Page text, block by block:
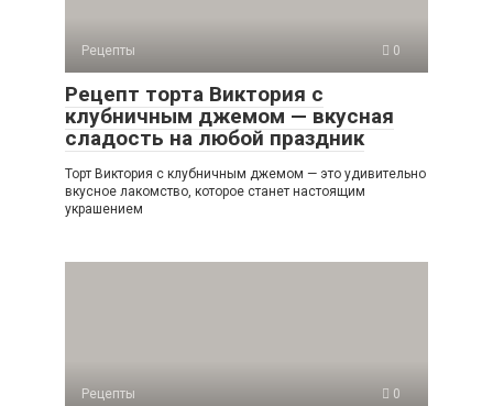
Рецепты 0
Рецепт торта Виктория с
клубничным джемом — вкусная
сладость на любой праздник
Торт Виктория с клубничным джемом — это удивительно
вкусное лакомство, которое станет настоящим
украшением
Рецепты 0